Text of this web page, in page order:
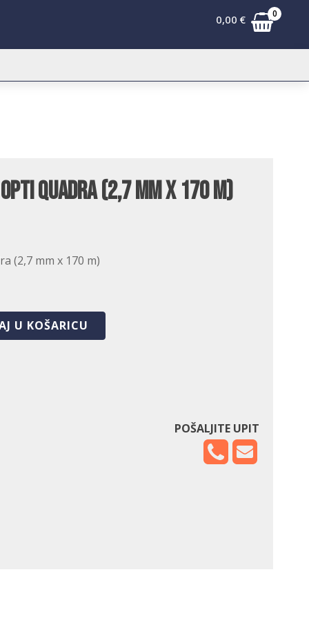
0,00 € 0
Quadra (2,7 mm x 170 m)
(2,7 mm x 170 m)
U KOŠARICU
POŠALJITE UPIT